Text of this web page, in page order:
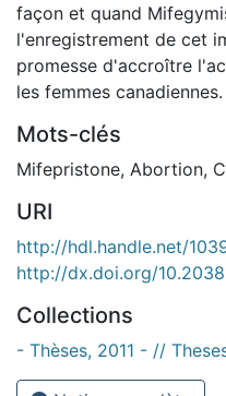
façon et quand
l'enregistrement de cet
promesse d'accroître
les femmes canadiennes.
Mots-clés
Mifepristone, Abortion,
URI
http://hdl.handle.net/
http://dx.doi.org/
Collections
- Thèses, 2011 - //